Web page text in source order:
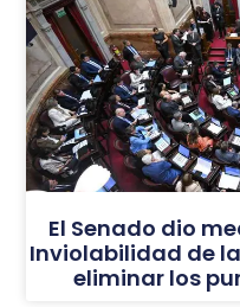
El Senado dio
Inviolabilidad de
eliminar los